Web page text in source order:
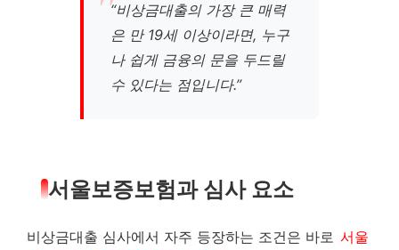
“비상금대출의 가장 큰 매력
은 만 19세 이상이라면, 누구
나 쉽게 금융의 문을 두드릴
수 있다는 점입니다.”
서울보증보험과 심사 요소
비상금대출 심사에서 자주 등장하는 조건은 바로 서울